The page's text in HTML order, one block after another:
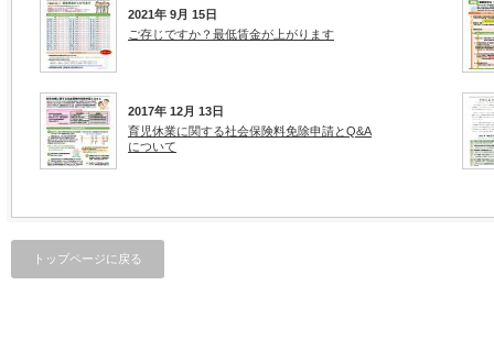
2021年 9月 15日
ご存じですか？最低賃金が上がります
2017年 12月 13日
育児休業に関する社会保険料免除申請とQ&A
について
トップページに戻る